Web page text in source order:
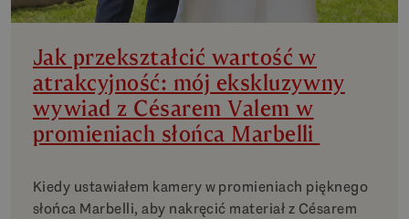
Jak przekształcić wartość w
atrakcyjność: mój ekskluzywny
wywiad z Césarem Valem w
promieniach słońca Marbelli
Kiedy ustawiałem kamery w promieniach pięknego
słońca Marbelli, aby nakręcić materiał z Césarem